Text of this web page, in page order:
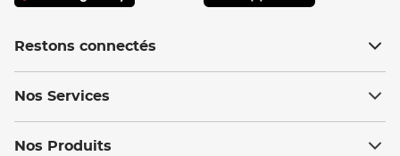
Restons connectés
Nos Services
Nos Produits